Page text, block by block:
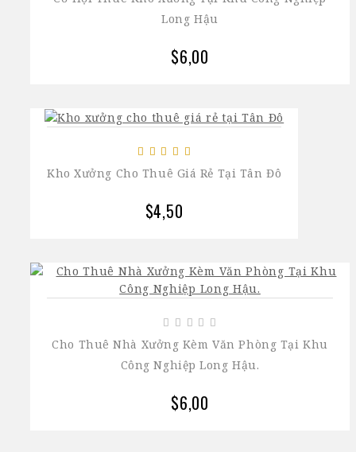
Long Hậu
$6,00
Kho Xưởng Cho Thuê Giá Rẻ Tại Tân Đô
$4,50
Cho Thuê Nhà Xưởng Kèm Văn Phòng Tại Khu
Công Nghiệp Long Hậu.
$6,00